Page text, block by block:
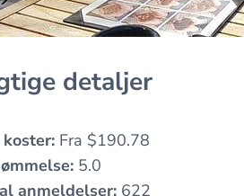
detaljer
Fra $190.78
5.0
anmeldelser: 622